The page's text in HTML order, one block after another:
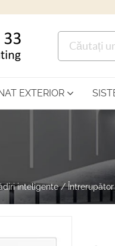
EXTERIOR
inteligente /